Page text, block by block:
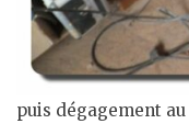
puis dégagement au